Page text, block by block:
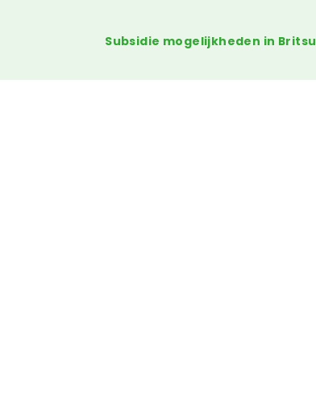
Subsidie mogelijkheden in